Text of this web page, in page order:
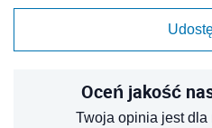
Oceń jakość
Twoja opinia jest dla